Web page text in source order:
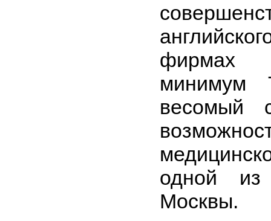
фирмах
минимум
весомый
одной из
Москвы.